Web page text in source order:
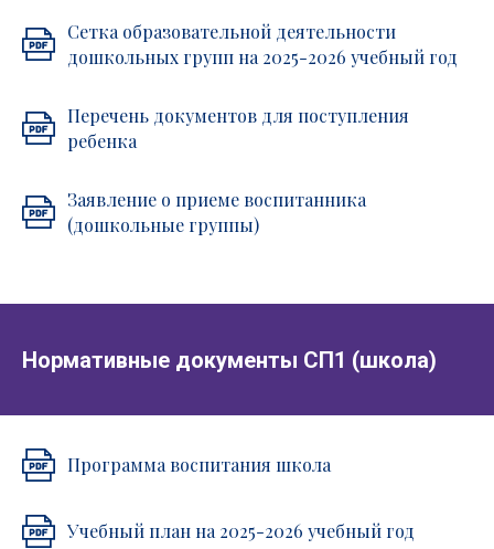
Сетка образовательной деятельности
дошкольных групп на 2025-2026 учебный год
Перечень документов для поступления
ребенка
Заявление о приеме воспитанника
(дошкольные группы)
Нормативные документы СП1 (школа)
Программа воспитания школа
Учебный план на 2025-2026 учебный год